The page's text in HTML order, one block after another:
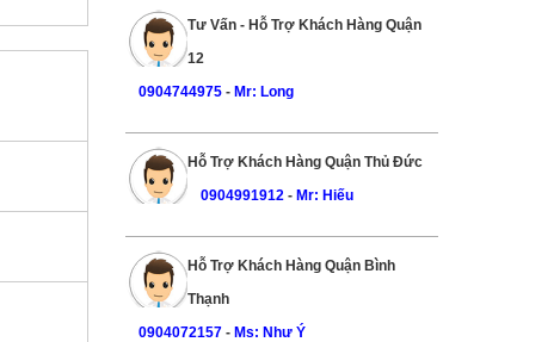
Tư Vấn - Hỗ Trợ Khách Hàng Quận
12
0904744975- Mr: Long
Hỗ Trợ Khách Hàng Quận Thủ Đức
0904991912 - Mr: Hiếu
Hỗ Trợ Khách Hàng Quận Bình
Thạnh
0904072157- Ms: Như Ý